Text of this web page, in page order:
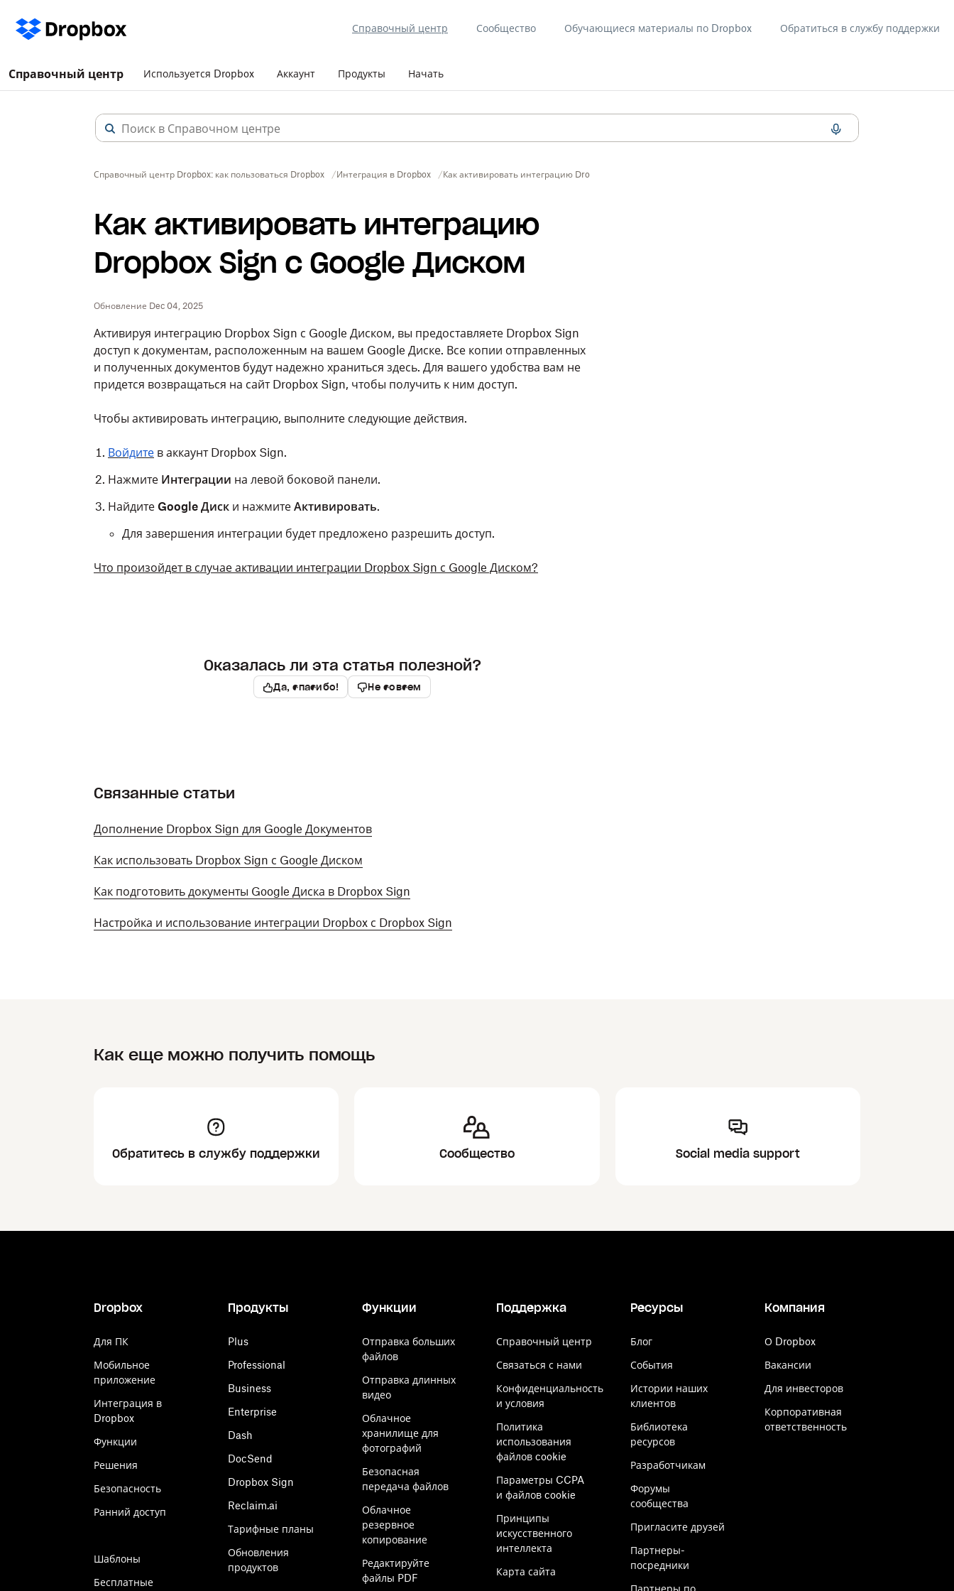
Справочный центр Сообщество Обучающиеся материалы по Dropbox Обратиться в службу поддержки
Справочный центр Используется Dropbox Аккаунт Продукты Начать
Справочный центр Dropbox: как пользоваться Dropbox Интеграция в Dropbox Как активировать интеграцию Dropbox Sign с Google Диском
Как активировать интеграцию
Dropbox Sign с Google Диском
Обновление Dec 04, 2025
Активируя интеграцию Dropbox Sign с Google Диском, вы предоставляете Dropbox Sign
доступ к документам, расположенным на вашем Google Диске. Все копии отправленных
и полученных документов будут надежно храниться здесь. Для вашего удобства вам не
придется возвращаться на сайт Dropbox Sign, чтобы получить к ним доступ.
Чтобы активировать интеграцию, выполните следующие действия.
Войдите в аккаунт Dropbox Sign.
Нажмите Интеграции на левой боковой панели.
Найдите Google Диск и нажмите Активировать.
Для завершения интеграции будет предложено разрешить доступ.
Что произойдет в случае активации интеграции Dropbox Sign с Google Диском?
Оказалась ли эта статья полезной?
Да, спасибо! Не совсем
Связанные статьи
Дополнение Dropbox Sign для Google Документов
Как использовать Dropbox Sign с Google Диском
Как подготовить документы Google Диска в Dropbox Sign
Настройка и использование интеграции Dropbox с Dropbox Sign
Как еще можно получить помощь
Обратитесь в службу поддержки Сообщество Social media support
Dropbox
Для ПК
Мобильное
приложение
Интеграция в
Dropbox
Функции
Решения
Безопасность
Ранний доступ
Шаблоны
Бесплатные
Продукты
Plus
Professional
Business
Enterprise
Dash
DocSend
Dropbox Sign
Reclaim.ai
Тарифные планы
Обновления
продуктов
Функции
Отправка больших
файлов
Отправка длинных
видео
Облачное
хранилище для
фотографий
Безопасная
передача файлов
Облачное
резервное
копирование
Редактируйте
файлы PDF
Поддержка
Справочный центр
Связаться с нами
Конфиденциальность
и условия
Политика
использования
файлов cookie
Параметры CCPA
и файлов cookie
Принципы
искусственного
интеллекта
Карта сайта
Ресурсы
Блог
События
Истории наших
клиентов
Библиотека
ресурсов
Разработчикам
Форумы
сообщества
Пригласите друзей
Партнеры-
посредники
Партнеры по
Компания
О Dropbox
Вакансии
Для инвесторов
Корпоративная
ответственность